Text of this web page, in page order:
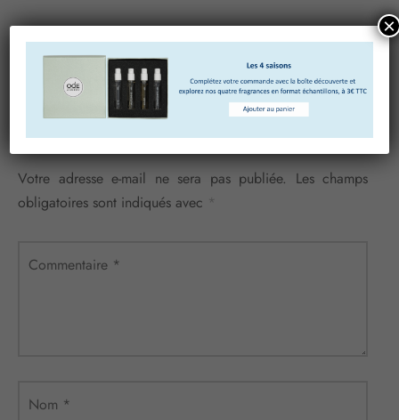
Laisser un commentaire
Votre adresse e-mail ne sera pas publiée. Les champs
obligatoires sont indiqués avec *
Commentaire *
Nom *
×